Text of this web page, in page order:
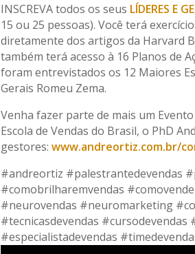
INSCREVA todos os seus LÍDERES E
15 ou 25 pessoas). Você terá
diretamente dos artigos da Harvard
também terá acesso à 16 Planos de
foram entrevistados os 12 Maiores
Gerais Romeu Zema.
Venha fazer parte de mais um
Escola de Vendas do Brasil, o PhD
gestores:www.andreortiz.com.br/
#andreortiz #palestrantedevendas
#comobrilharemvendas
#neurovendas #neuromarketing
#tecnicasdevendas
#especialistadevendas